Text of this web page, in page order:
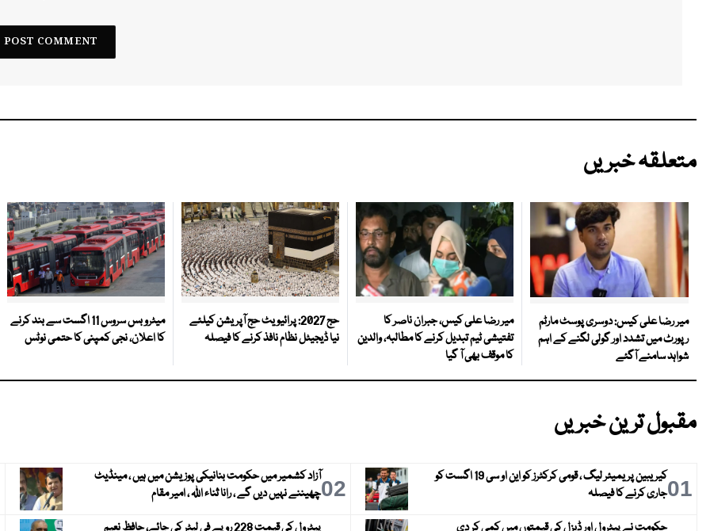
متعلقہ خبریں
میر رضا علی کیس: دوسری پوسٹ مارٹم
رپورٹ میں تشدد اور گولی لگنے کے اہم
شواہد سامنے آگئے
میر رضا علی کیس، جبران ناصر کا
تفتیشی ٹیم تبدیل کرنے کا مطالبہ، والدین
کا موقف بھی آ گیا
حج 2027: پرائیویٹ حج آپریشن کیلئے
نیا ڈیجیٹل نظام نافذ کرنے کا فیصلہ
میٹرو بس سروس 11 اگست سے بند کرنے
کا اعلان، نجی کمپنی کا حتمی نوٹس
مقبول ترین خبریں
01
کیریبین پریمیئر لیگ ، قومی کرکٹرز کو این او سی 19 اگست کو
جاری کرنے کا فیصلہ
02آزاد کشمیر میں حکومت بنانیکی پوزیشن میں ہیں ، مینڈیٹ
چھیننے نہیں دیں گے ، رانا ثناء اللہ ، امیر مقام